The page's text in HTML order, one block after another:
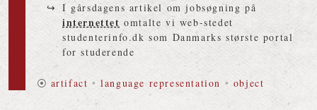
I gårsdagens artikel om jobsøgning på
internettet omtalte vi web-stedet
studenterinfo.dk som Danmarks største portal
for studerende
⦿ artifact •language representation • object